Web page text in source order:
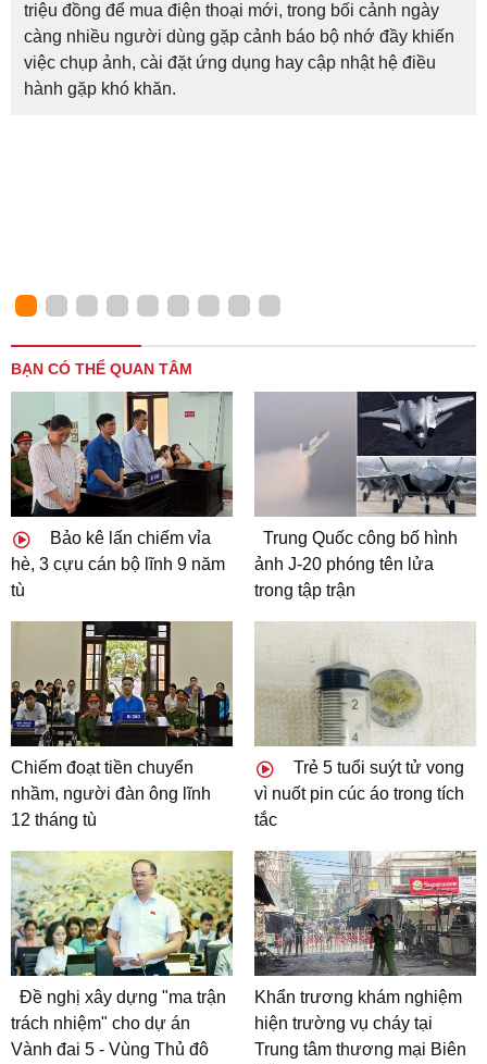
triệu đồng để mua điện thoại mới, trong bối cảnh ngày
càng nhiều người dùng gặp cảnh báo bộ nhớ đầy khiến
việc chụp ảnh, cài đặt ứng dụng hay cập nhật hệ điều
hành gặp khó khăn.
BẠN CÓ THỂ QUAN TÂM
Bảo kê lấn chiếm vỉa
hè, 3 cựu cán bộ lĩnh 9 năm
tù
Trung Quốc công bố hình
ảnh J-20 phóng tên lửa
trong tập trận
Chiếm đoạt tiền chuyển
nhầm, người đàn ông lĩnh
12 tháng tù
Trẻ 5 tuổi suýt tử vong
vì nuốt pin cúc áo trong tích
tắc
Đề nghị xây dựng "ma trận
trách nhiệm" cho dự án
Vành đai 5 - Vùng Thủ đô
Khẩn trương khám nghiệm
hiện trường vụ cháy tại
Trung tâm thương mại Biên